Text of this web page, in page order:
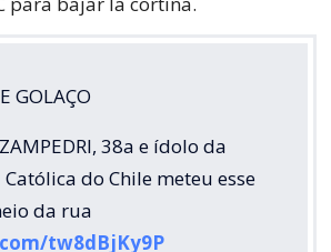
GOLAÇO
38a e ídolo da
do Chile meteu esse
da rua
tw8dBjKy9P